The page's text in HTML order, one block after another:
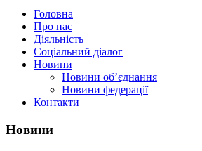
Головна
Про нас
Діяльність
Соціальний діалог
Новини
Новини об’єднання
Новини федерації
Контакти
Новини